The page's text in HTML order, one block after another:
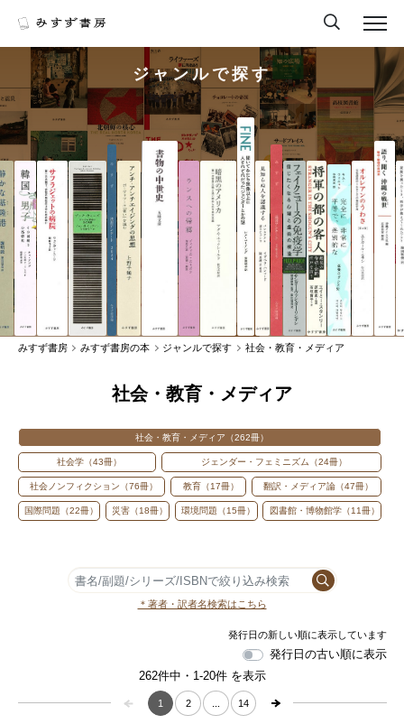
ジャンルで探す
みすず書房 みすず書房の本 ジャンルで探す 社会・教育・メディア
社会・教育・メディア
社会・教育・メディア 262
社会学 43 ジェンダー・フェミニズム 24
社会ノンフィクション 76 教育 17 翻訳・メディア論 47
国際問題 22 災害 18 環境問題 15 図書館・博物館学 11
＊著者・訳者名検索はこちら
発行日の古い順に表示
1 2 14
262件中・1-20件 を表示